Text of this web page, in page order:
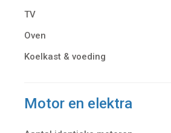
TV
Oven
Koelkast & voeding
Motor en elektra